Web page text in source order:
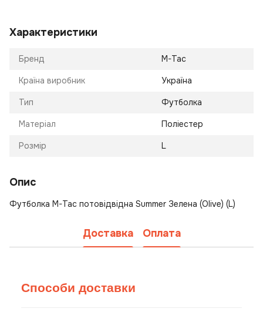
Характеристики
Бренд M-Tac
Країна виробник Україна
Тип Футболка
Матеріал Поліестер
Розмір L
Опис
Футболка M-Tac потовідвідна Summer Зелена (Olive) (L)
Доставка Оплата
Способи доставки